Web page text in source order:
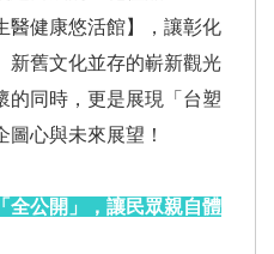
醫健康悠活館】，讓彰化
新舊文化並存的嶄新觀光
的同時，更是展現「台塑
心與未來展望！
全公開」，讓民眾親自體